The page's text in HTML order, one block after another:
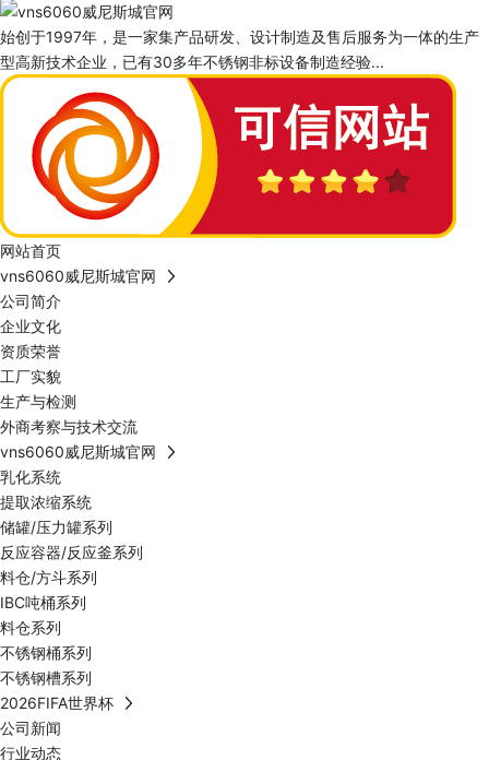
始创于1997年，是一家集产品研发、设计制造及售后服务为一体的生产
型高新技术企业，已有30多年不锈钢非标设备制造经验...
网站首页
vns6060威尼斯城官网
公司简介
企业文化
资质荣誉
工厂实貌
生产与检测
外商考察与技术交流
vns6060威尼斯城官网
乳化系统
提取浓缩系统
储罐/压力罐系列
反应容器/反应釜系列
料仓/方斗系列
IBC吨桶系列
料仓系列
不锈钢桶系列
不锈钢槽系列
2026FIFA世界杯
公司新闻
行业动态